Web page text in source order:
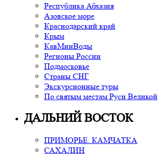
Республика Абхазия
Азовское море
Краснодарский край
Крым
КавМинВоды
Регионы России
Подмосковье
Страны СНГ
Экскурсионные туры
По святым местам Руси Великой
ДАЛЬНИЙ ВОСТОК
ПРИМОРЬЕ. КАМЧАТКА
САХАЛИН